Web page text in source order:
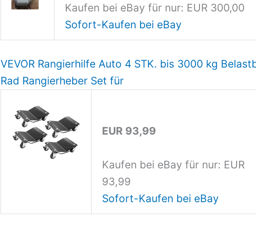
Kaufen bei eBay für nur: EUR 300,00
Sofort-Kaufen bei eBay
VEVOR Rangierhilfe Auto 4 STK. bis 3000 kg
Rad Rangierheber Set für
EUR 93,99
Kaufen bei eBay für nur: EUR
93,99
Sofort-Kaufen bei eBay